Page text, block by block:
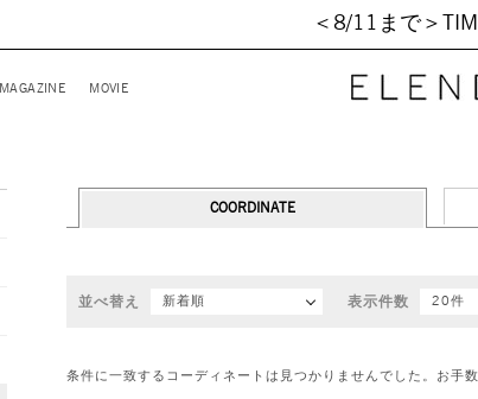
＜8/11まで＞
MAGAZINE MOVIE
COORDINATE
並べ替え 新着順 表示件数 20件
条件に一致するコーディネートは見つかりませんでした。お手